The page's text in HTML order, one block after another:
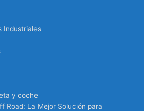
Industriales
y coche
Road: La Mejor Solución para